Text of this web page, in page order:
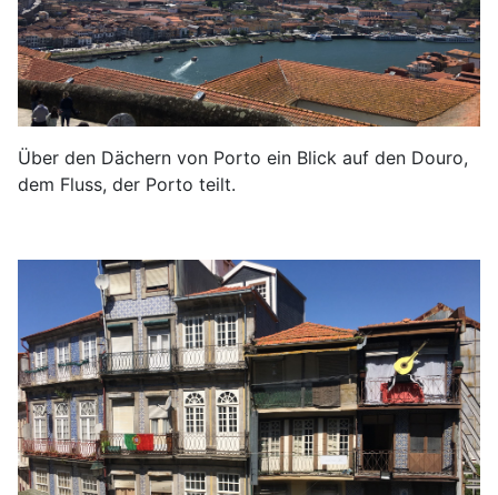
Über den Dächern von Porto ein Blick auf den Douro,
dem Fluss, der Porto teilt.